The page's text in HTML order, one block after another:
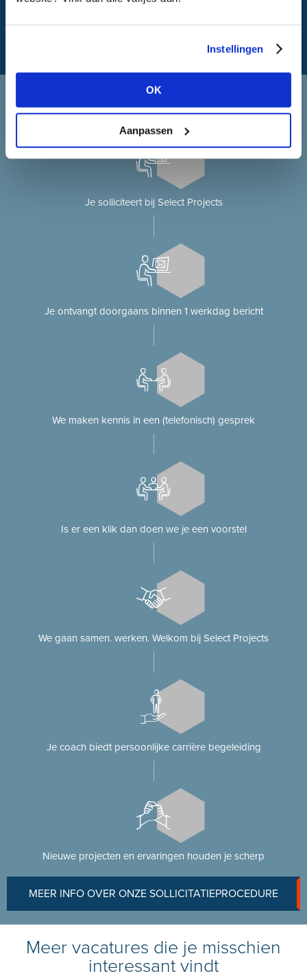
Instellingen
OK
Aanpassen
Solliciteren bij Select Projects
Je solliciteert op onze website?
Je solliciteert bij Select Projects
Je ontvangt doorgaans binnen 1 werkdag bericht
We maken kennis in een (telefonisch) gesprek
Is er een klik dan doen we je een voorstel
We gaan samen. werken. Welkom bij Select Projects
Je coach biedt persoonlijke carrière begeleiding
Nieuwe projecten en ervaringen houden je scherp
MEER INFO OVER ONZE SOLLICITATIEPROCEDURE
Meer vacatures die je misschien
interessant vindt